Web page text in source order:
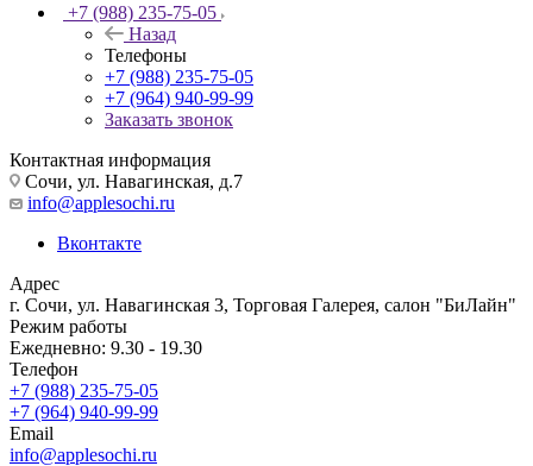
+7 (988) 235-75-05
Назад
Телефоны
+7 (988) 235-75-05
+7 (964) 940-99-99
Заказать звонок
Контактная информация
Сочи, ул. Навагинская, д.7
info@applesochi.ru
Вконтакте
Адрес
г. Сочи, ул. Навагинская 3, Торговая Галерея, салон "БиЛайн"
Режим работы
Ежедневно: 9.30 - 19.30
Телефон
+7 (988) 235-75-05
+7 (964) 940-99-99
Email
info@applesochi.ru